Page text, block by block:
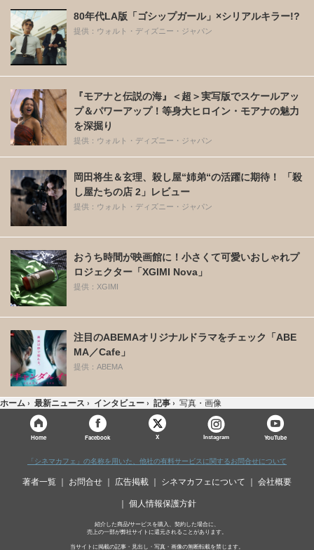
80年代LA版「ゴシップガール」×シリアルキラー!?
提供：ウォルト・ディズニー・ジャパン
『モアナと伝説の海』＜超＞実写版でスケールアッ
プ＆パワーアップ！等身大ヒロイン・モアナの魅力
を深掘り
提供：ウォルト・ディズニー・ジャパン
岡田将生＆玄理、殺し屋“姉弟“の活躍に期待！ 「殺
し屋たちの店 2」レビュー
提供：ウォルト・ディズニー・ジャパン
おうち時間が映画館に！小さくて可愛いおしゃれプ
ロジェクター「XGIMI Nova」
提供：XGIMI
注目のABEMAオリジナルドラマをチェック「ABE
MA／Cafe」
提供：ABEMA
ホーム › 最新ニュース › インタビュー › 記事 › 写真・画像
Home Facebook X Instagram YouTube
「シネマカフェ」の名称を用いた、他社の有料サービスに関するお問合せについて
著者一覧 お問合せ 広告掲載 シネマカフェについて 会社概要
個人情報保護方針
紹介した商品/サービスを購入、契約した場合に、
売上の一部が弊社サイトに還元されることがあります。
当サイトに掲載の記事・見出し・写真・画像の無断転載を禁じます。